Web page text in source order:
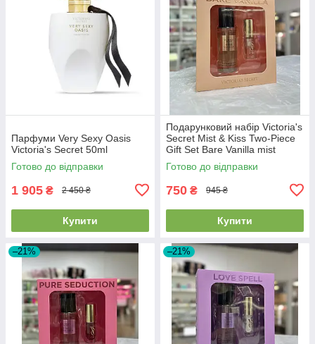
Парфуми Very Sexy Oasis
Victoria's Secret 50ml
Готово до відправки
1 905 ₴ 2 450 ₴
Купити
Подарунковий набір Victoria's
Secret Mist & Kiss Two-Piece
Gift Set Bare Vanilla mist
75мл+ lip oil 3.2г
Готово до відправки
750 ₴ 945 ₴
Купити
–21% –21%